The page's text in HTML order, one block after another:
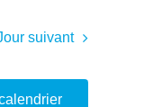
suivant